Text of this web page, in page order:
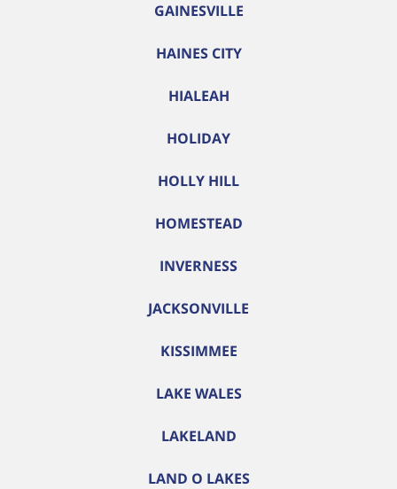
GAINESVILLE
HAINES CITY
HIALEAH
HOLIDAY
HOLLY HILL
HOMESTEAD
INVERNESS
JACKSONVILLE
KISSIMMEE
LAKE WALES
LAKELAND
LAND O LAKES